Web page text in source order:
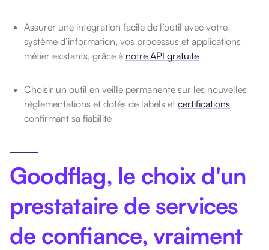
Assurer une intégration facile de l’outil avec votre
système d’information, vos processus et applications
métier existants, grâce à notre API gratuite
Choisir un outil en veille permanente sur les nouvelles
réglementations et dotés de labels et certifications
confirmant sa fiabilité
Goodflag, le choix d'un
prestataire de services
de confiance, vraiment